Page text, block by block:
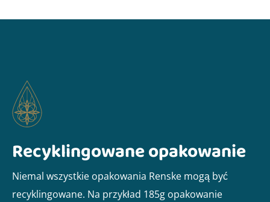
Recyklingowane opakowanie
Niemal wszystkie opakowania Renske mogą być
recyklingowane. Na przykład 185g opakowanie